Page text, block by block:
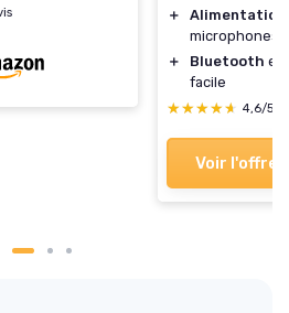
＋
microphones
＋
Bluetooth et
facile
★★★★★
★★★★★ 4,6/5
Voir l'offre